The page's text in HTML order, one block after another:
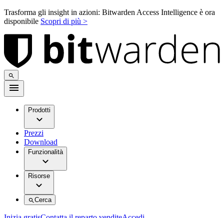
Trasforma gli insight in azioni: Bitwarden Access Intelligence è ora
disponibile Scopri di più >
Prodotti
Prezzi
Download
Funzionalità
Risorse
Cerca